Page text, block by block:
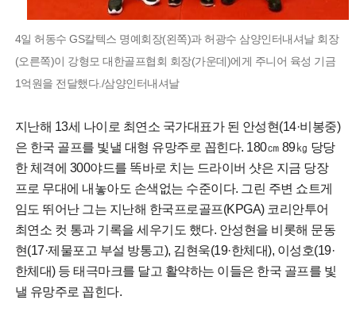
4일 허동수 GS칼텍스 명예회장(왼쪽)과 허광수 삼양인터내셔날 회장
(오른쪽)이 강형모 대한골프협회 회장(가운데)에게 주니어 육성 기금
1억원을 전달했다./삼양인터내셔날
지난해 13세 나이로 최연소 국가대표가 된 안성현(14·비봉중)
은 한국 골프를 빛낼 대형 유망주로 꼽힌다. 180㎝ 89㎏ 당당
한 체격에 300야드를 똑바로 치는 드라이버 샷은 지금 당장
프로 무대에 내놓아도 손색없는 수준이다. 그린 주변 쇼트게
임도 뛰어난 그는 지난해 한국프로골프(KPGA) 코리안투어
최연소 컷 통과 기록을 세우기도 했다. 안성현을 비롯해 문동
현(17·제물포고 부설 방통고), 김현욱(19·한체대), 이성호(19·
한체대) 등 태극마크를 달고 활약하는 이들은 한국 골프를 빛
낼 유망주로 꼽힌다.